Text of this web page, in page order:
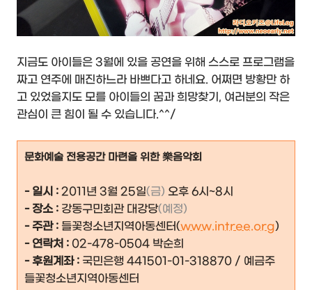
지금도 아이들은 3월에 있을 공연을 위해 스스로 프로그램을
짜고 연주에 매진하느라 바쁘다고 하네요. 어쩌면 방황만 하
고 있었을지도 모를 아이들의 꿈과 희망찾기, 여러분의 작은
관심이 큰 힘이 될 수 있습니다.^^/
문화예술 전용공간 마련을 위한 樂음악회
- 일시 : 2011년 3월 25일(금) 오후 6시~8시
- 장소 : 강동구민회관 대강당(예정)
- 주관 : 들꽃청소년지역아동센터(www.intree.org)
- 연락처 : 02-478-0504 박순희
- 후원계좌 : 국민은행 441501-01-318870 / 예금주
들꽃청소년지역아동센터